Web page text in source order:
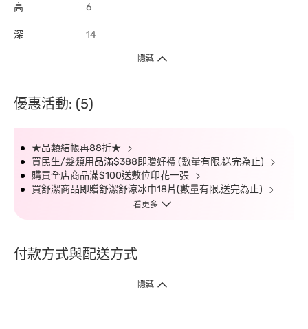
高 6
深 14
隱藏
優惠活動: (5)
★品類結帳再88折★
買民生/髮類用品滿$388即贈好禮 (數量有限,送完為止)
購買全店商品滿$100送數位印花一張
買舒潔商品即贈舒潔舒涼冰巾18片(數量有限,送完為止)
看更多
付款方式與配送方式
隱藏